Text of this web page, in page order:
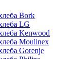
Bork
LG
Kenwood
Moulinex
Gorenje